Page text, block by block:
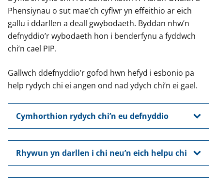
Phensiynau o sut mae’ch cyflwr yn effeithio ar eich
gallu i ddarllen a deall gwybodaeth. Byddan nhw’n
defnyddio’r wybodaeth hon i benderfynu a fyddwch
chi’n cael PIP.
Gallwch ddefnyddio’r gofod hwn hefyd i esbonio pa
help rydych chi ei angen ond nad ydych chi’n ei gael.
Cymhorthion rydych chi’n eu defnyddio
Rhywun yn darllen i chi neu’n eich helpu chi